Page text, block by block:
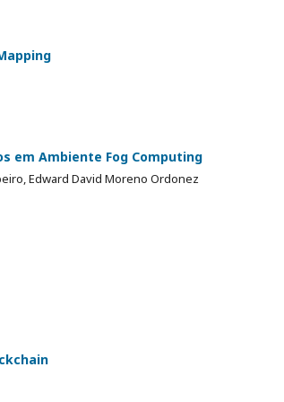
em Ambiente Fog Computing
Edward David Moreno Ordonez